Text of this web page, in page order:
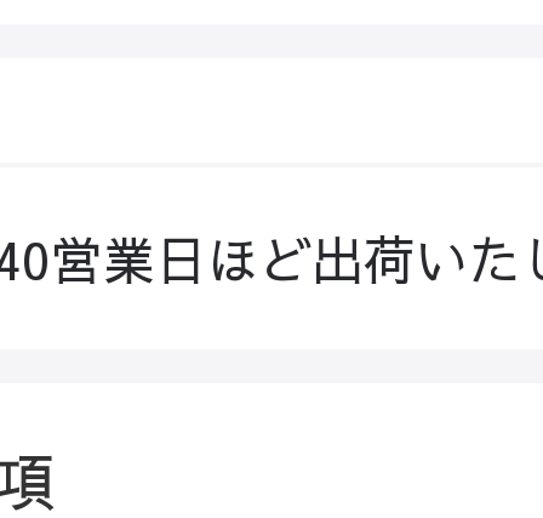
営業日ほど出荷いた